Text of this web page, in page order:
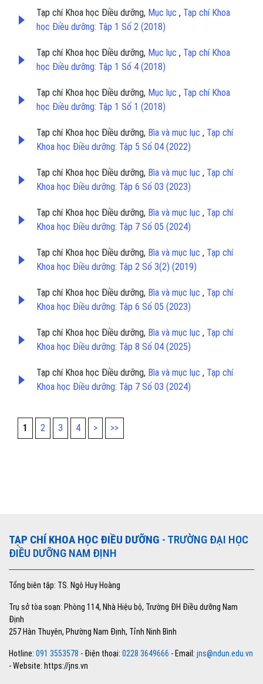
Tạp chí Khoa học Điều dưỡng, Mục lục , Tạp chí Khoa
học Điều dưỡng: Tập 1 Số 2 (2018)
Tạp chí Khoa học Điều dưỡng, Mục lục , Tạp chí Khoa
học Điều dưỡng: Tập 1 Số 4 (2018)
Tạp chí Khoa học Điều dưỡng, Mục lục , Tạp chí Khoa
học Điều dưỡng: Tập 1 Số 1 (2018)
Tạp chí Khoa học Điều dưỡng, Bìa và mục lục , Tạp chí
Khoa học Điều dưỡng: Tập 5 Số 04 (2022)
Tạp chí Khoa học Điều dưỡng, Bìa và mục lục , Tạp chí
Khoa học Điều dưỡng: Tập 6 Số 03 (2023)
Tạp chí Khoa học Điều dưỡng, Bìa và mục lục , Tạp chí
Khoa học Điều dưỡng: Tập 7 Số 05 (2024)
Tạp chí Khoa học Điều dưỡng, Bìa và mục lục , Tạp chí
Khoa học Điều dưỡng: Tập 2 Số 3(2) (2019)
Tạp chí Khoa học Điều dưỡng, Bìa và mục lục , Tạp chí
Khoa học Điều dưỡng: Tập 6 Số 05 (2023)
Tạp chí Khoa học Điều dưỡng, Bìa và mục lục , Tạp chí
Khoa học Điều dưỡng: Tập 8 Số 04 (2025)
Tạp chí Khoa học Điều dưỡng, Bìa và mục lục , Tạp chí
Khoa học Điều dưỡng: Tập 7 Số 03 (2024)
1 2 3 4 > >>
TẠP CHÍ KHOA HỌC ĐIỀU DƯỠNG - TRƯỜNG ĐẠI HỌC
ĐIỀU DƯỠNG NAM ĐỊNH
Tổng biên tập: TS. Ngô Huy Hoàng
Trụ sở tòa soạn: Phòng 114, Nhà Hiệu bộ, Trường ĐH Điều dưỡng Nam
Định
257 Hàn Thuyên, Phường Nam Định, Tỉnh Ninh Bình
Hotline: 091 3553578 - Điện thoại: 0228 3649666 - Email: jns@ndun.edu.vn
- Website: https://jns.vn